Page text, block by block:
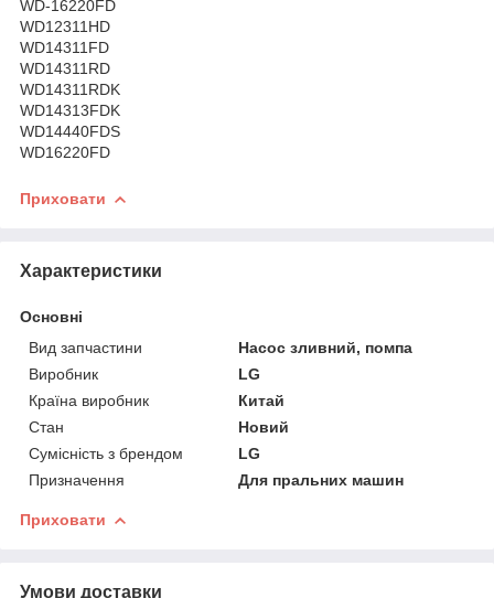
WD-16220FD
WD12311HD
WD14311FD
WD14311RD
WD14311RDK
WD14313FDK
WD14440FDS
WD16220FD
Приховати
Характеристики
Основні
Вид запчастини
Насос зливний, помпа
Виробник
LG
Країна виробник
Китай
Стан
Новий
Сумісність з брендом
LG
Призначення
Для пральних машин
Приховати
Умови доставки